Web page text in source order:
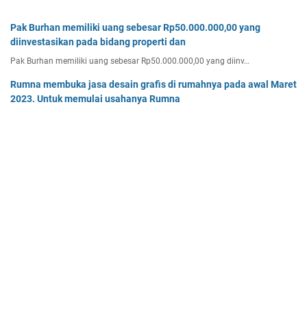
Pak Burhan memiliki uang sebesar Rp50.000.000,00 yang
diinvestasikan pada bidang properti dan
Pak Burhan memiliki uang sebesar Rp50.000.000,00 yang diinv…
Rumna membuka jasa desain grafis di rumahnya pada awal Maret
2023. Untuk memulai usahanya Rumna